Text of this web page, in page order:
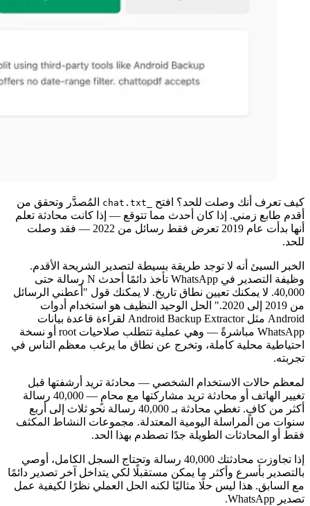
كيف تعرف أنك وصلت للحد؟ افتح
المُصدَّر وتحقق من
أقدم طابع زمني. إذا كان أحدث مما تتوقع — إذا كانت محادثة تعلم
أنها بدأت عام 2019 تعرض فقط رسائل من 2022 — فقد وصلت
للحد.
الخبر السيئ أنه لا توجد طريقة بسيطة لتصدير الشريحة الأقدم.
وظيفة التصدير في WhatsApp تأخذ دائمًا أحدث N رسالة حتى
40,000. لا يمكنك تعيين نطاق تاريخ. لا يمكنك قول "أعطني الرسائل
من 2019 إلى 2020." الحل الوحيد النظيف هو استخدام أدوات
Android مثل Android Backup Extractor لقراءة قاعدة بيانات
WhatsApp مباشرةً — وهي عملية تتطلب صلاحيات root أو نسخة
احتياطية محلية كاملة، وتخرج عن نطاق ما يرغب معظم الناس في
تجربته.
لمعظم حالات الاستخدام الشخصي — محادثة تريد أرشفتها قبل
تغيير الهاتف أو محادثة تريد مشاركتها مع محامٍ — 40,000 رسالة
أكثر من كافٍ. تغطي محادثة بـ 40,000 رسالة نحو ثلاث إلى أربع
سنوات من المراسلة اليومية المعتدلة. مجموعات النشاط المكثف
فقط أو المحادثات الطويلة جدًا تصطدم بهذا الحد.
إذا تجاوزت محادثتك 40,000 رسالة وتحتاج السجل الكامل، أوصي
بالتصدير بأسرع وأكثر ما يمكن مستقبلًا لكي يتداخل آخر تصدير دائمًا
مع السابق. هذا ليس حلًا مثاليًا لكنه الحل العملي نظرًا لكيفية عمل
تصدير WhatsApp.